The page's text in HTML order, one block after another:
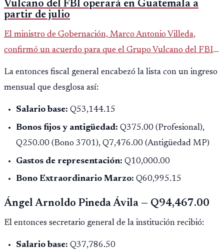
Vulcano del FBI operará en Guatemala a
partir de julio
El ministro de Gobernación, Marco Antonio Villeda,
confirmó un acuerdo para que el Grupo Vulcano del FBI
opere en Guatemala a partir de julio, tras un intento
fallido con la administración anterior del Ministerio
La entonces fiscal general encabezó la lista con un ingreso
mensual que desglosa así:
Salario base: Q53,144.15
Bonos fijos y antigüedad: Q375.00 (Profesional),
Q250.00 (Bono 3701), Q7,476.00 (Antigüedad MP)
Gastos de representación: Q10,000.00
Bono Extraordinario Marzo: Q60,995.15
Ángel Arnoldo Pineda Ávila — Q94,467.00
El entonces secretario general de la institución recibió:
Salario base: Q37,786.50